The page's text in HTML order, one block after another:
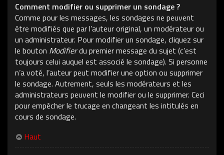
Comment modifier ou supprimer un sondage ?
Comme pour les messages, les sondages ne peuvent
être modifiés que par l’auteur original, un modérateur ou
un administrateur. Pour modifier un sondage, cliquez sur
le bouton Modifierdu premier message du sujet (c’est
toujours celui auquel est associé le sondage). Si personne
n’a voté, l’auteur peut modifier une option ou supprimer
le sondage. Autrement, seuls les modérateurs et les
administrateurs peuvent le modifier ou le supprimer. Ceci
pour empêcher le trucage en changeant les intitulés en
cours de sondage.
Haut